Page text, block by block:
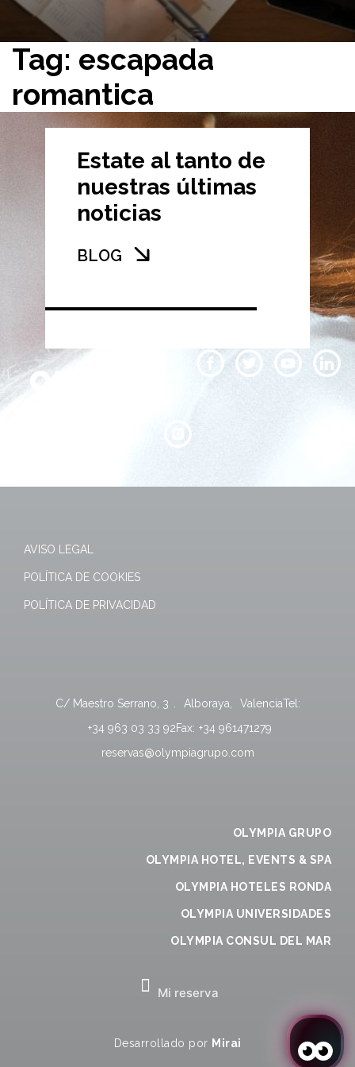
Tag: escapada
romantica
Estate al tanto de
nuestras últimas
noticias
BLOG
AVISO LEGAL
POLÍTICA DE COOKIES
POLÍTICA DE PRIVACIDAD
C/ Maestro Serrano, 3 Alboraya ValenciaTel:
+34 963 03 33 92Fax: +34 961471279
reservas@olympiagrupo.com
OLYMPIA GRUPO
OLYMPIA HOTEL, EVENTS & SPA
OLYMPIA HOTELES RONDA
OLYMPIA UNIVERSIDADES
OLYMPIA CONSUL DEL MAR
Mi reserva
Desarrollado por Mirai